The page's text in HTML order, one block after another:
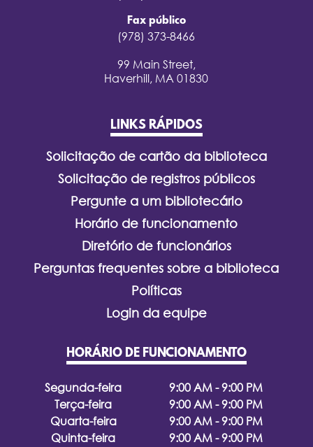
Fax público
(978) 373-8466
99 Main Street,
Haverhill, MA 01830
LINKS RÁPIDOS
Solicitação de cartão da biblioteca
Solicitação de registros públicos
Pergunte a um bibliotecário
Horário de funcionamento
Diretório de funcionários
Perguntas frequentes sobre a biblioteca
Políticas
Login da equipe
HORÁRIO DE FUNCIONAMENTO
Segunda-feira
9:00 AM - 9:00 PM
Terça-feira
9:00 AM - 9:00 PM
Quarta-feira
9:00 AM - 9:00 PM
Quinta-feira
9:00 AM - 9:00 PM